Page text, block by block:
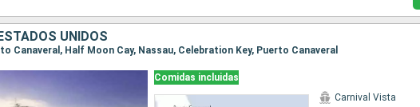
UNIDOS
Canaveral, Half Moon Cay, Nassau, Celebration Key, Puerto Canaveral
Comidas incluidas
Carnival Vista